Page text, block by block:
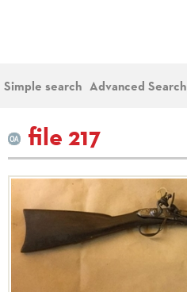
Simple search Advanced Search
file 217